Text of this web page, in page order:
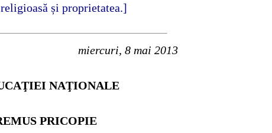
și proprietatea.]
miercuri, 8 mai 2013
NAŢIONALE
PRICOPIE